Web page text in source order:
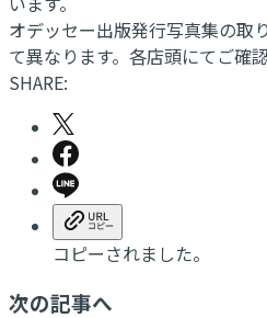
オデッセー出版発行写真集の取
て異なります。各店頭にてご確
SHARE:
コピーされました。
次の記事へ